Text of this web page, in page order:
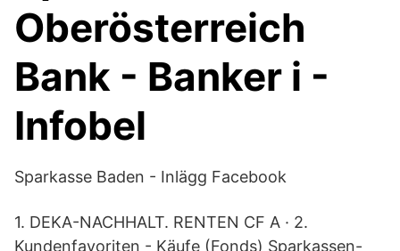
Oberösterreich
Bank - Banker i -
Infobel
Sparkasse Baden - Inlägg Facebook
1. DEKA-NACHHALT. RENTEN CF A · 2.
Kundenfavoriten - Käufe (Fonds) Sparkassen-